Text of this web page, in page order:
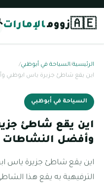
🇦🇪زوومالإمارات
الرئيسية/السياحة في أبوظبي/
اين يقع شاطئ جزيرة ياس ابوظبي
السياحة في أبوظبي
اين يقع شاطئ
وأفضل النشاطات
اين يقع شاطئ جزيرة ياس
الترفيهية به يقع هذا